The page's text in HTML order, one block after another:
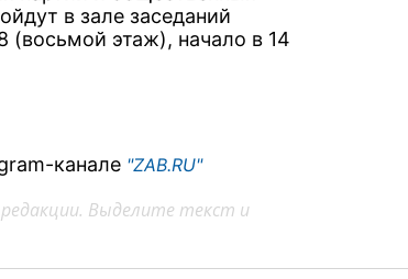
в зале заседаний
(восьмой этаж), начало в 14
канале "ZAB.RU"
Выделите текст и